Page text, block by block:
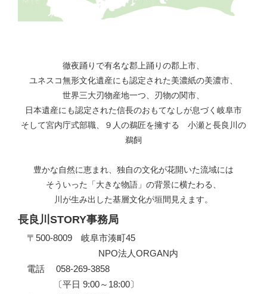
徹夜踊りで有名な郡上踊りの郡上市、
ユネスコ無形文化遺産にも認定された美濃紙の美濃市、
世界三大刃物産地一つ、刃物の関市、
日本遺産にも認定された信長のおもてなしが息づく岐阜市
そして宮内庁式部職、９人の鵜匠を擁する 小瀬と長良川の
鵜飼
豊かな自然に恵まれ、独自の文化が花開いた流域には
そういった「大きな物語」の背景に横たわる、
川が生み出した基層文化が垣間見えます。
長良川STORY事務局
〒500-8009 岐阜市湊町45
NPO法人ORGAN内
電話 058-269-3858
〔平日 9:00～18:00〕